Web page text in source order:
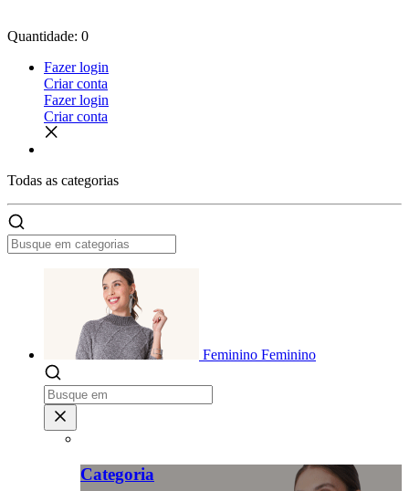
Quantidade: 0
Fazer login
Criar conta
Fazer login
Criar conta
Todas as categorias
Feminino Feminino
Categoria